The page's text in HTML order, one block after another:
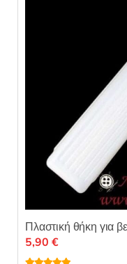
Πλαστική θήκη για
5,90 €